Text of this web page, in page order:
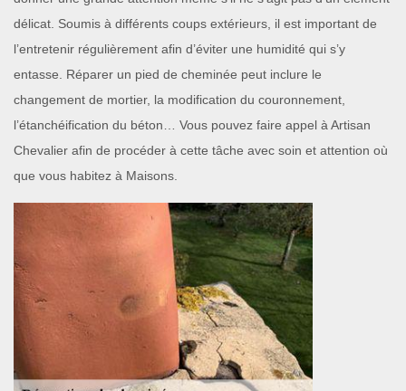
délicat. Soumis à différents coups extérieurs, il est important de
l’entretenir régulièrement afin d’éviter une humidité qui s’y
entasse. Réparer un pied de cheminée peut inclure le
changement de mortier, la modification du couronnement,
l’étanchéification du béton… Vous pouvez faire appel à Artisan
Chevalier afin de procéder à cette tâche avec soin et attention où
que vous habitez à Maisons.